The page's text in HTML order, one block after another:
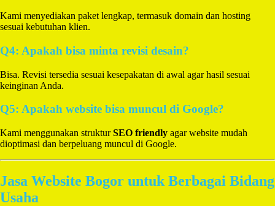
Kami menyediakan paket lengkap, termasuk domain dan hosting
sesuai kebutuhan klien.
Q4: Apakah bisa minta revisi desain?
Bisa. Revisi tersedia sesuai kesepakatan di awal agar hasil sesuai
keinginan Anda.
Q5: Apakah website bisa muncul di Google?
Kami menggunakan strukturSEO friendly agar website mudah
dioptimasi dan berpeluang muncul di Google.
Jasa Website Bogor untuk Berbagai Bidang
Usaha